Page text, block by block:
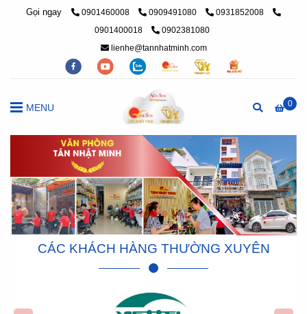
Gọi ngay 0901460008 0909491080
0931852008
0901400018
0902381080
lienhe@tannhatminh.com
0
MENU
CÁC KHÁCH HÀNG THƯỜNG XUYÊN